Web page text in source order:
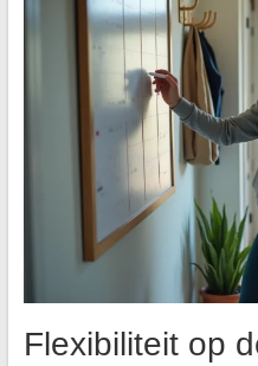
Flexibiliteit op